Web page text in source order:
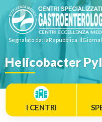
Segnalato da: laRepubblica,
Helicobacter
I CENTRI